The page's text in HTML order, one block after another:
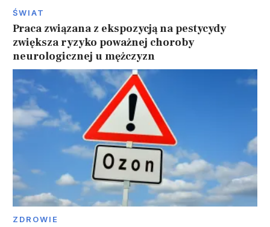
ŚWIAT
Praca związana z ekspozycją na pestycydy
zwiększa ryzyko poważnej choroby
neurologicznej u mężczyzn
ZDROWIE